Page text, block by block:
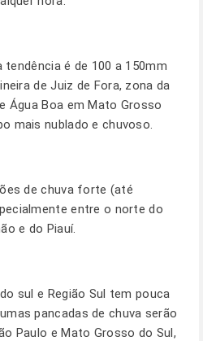
tendência é de 100 a 150mm
de Juiz de Fora, zona da
Água Boa em Mato Grosso
mais nublado e chuvoso.
de chuva forte (até
entre o norte do
e do Piauí.
sul e Região Sul tem pouca
pancadas de chuva serão
Paulo e Mato Grosso do Sul,